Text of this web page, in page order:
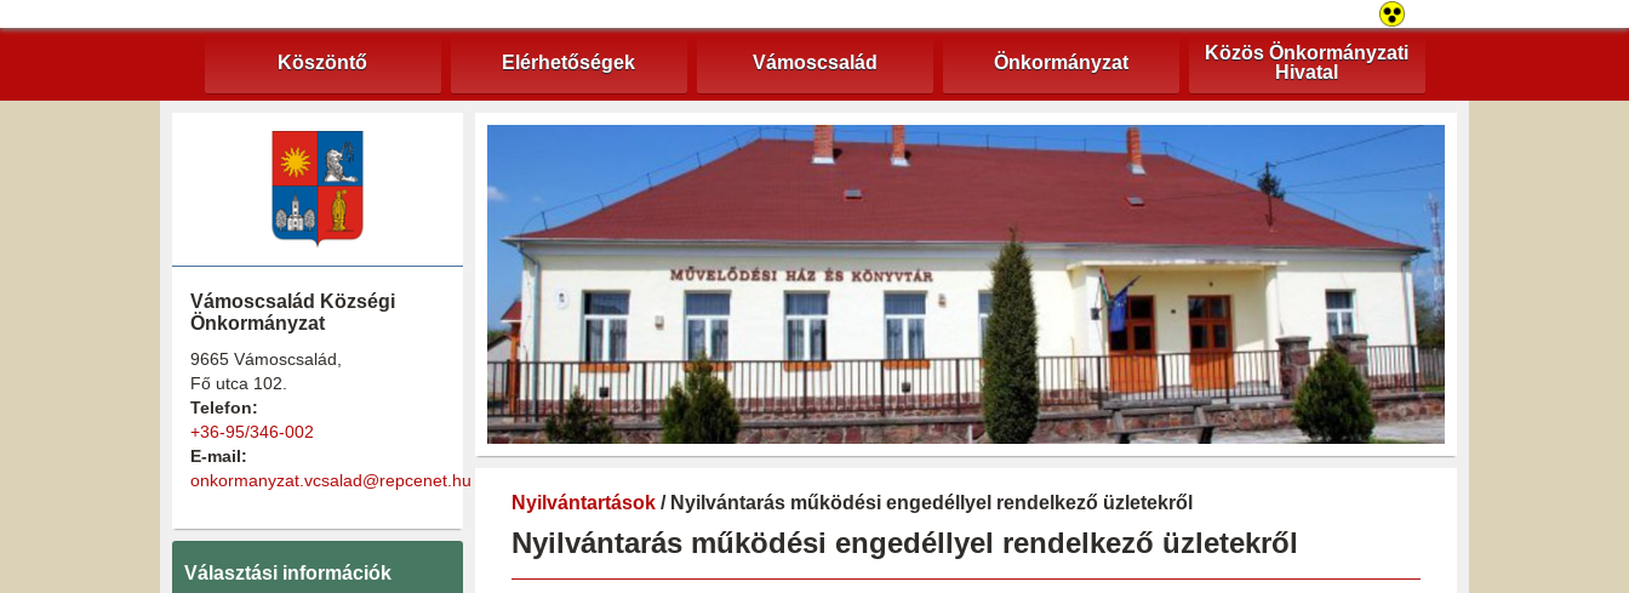
Köszöntő Elérhetőségek Vámoscsalád Önkormányzat
Közös Önkormányzati
Hivatal
Vámoscsalád Községi
Önkormányzat
9665 Vámoscsalád,
Fő utca 102.
Telefon:
+36-95/346-002
E-mail:
onkormanyzat.vcsalad@repcenet.hu
Választási információk
Nyilvántartások / Nyilvántarás működési engedéllyel rendelkező üzletekről
Nyilvántarás működési engedéllyel rendelkező üzletekről